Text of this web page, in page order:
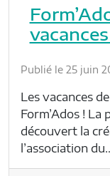
Publié le 25 juin
Les vacances
Form’Ados ! La
découvert la
l’association